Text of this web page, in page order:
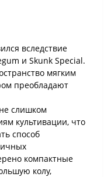
вследствие
и Skunk Special.
мягким
преобладают
слишком
культивации, что
способ
компактные
колу,